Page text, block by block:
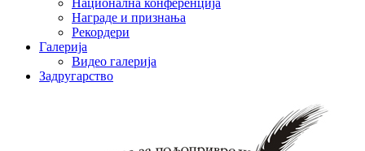
Национална конференција
Награде и признања
Рекордери
Галерија
Видео галерија
Задругарство